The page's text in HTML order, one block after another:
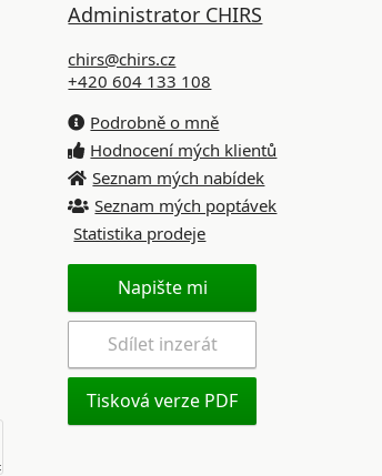
Administrator CHIRS
chirs@chirs.cz
+420 604 133 108
Podrobně o mně
Hodnocení mých klientů
Seznam mých nabídek
Seznam mých poptávek
Statistika prodeje
Napište mi
Sdílet inzerát
Tisková verze PDF